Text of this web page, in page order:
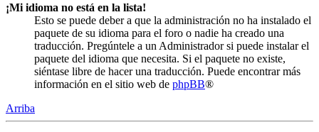
¡Mi idioma no está en la lista!
Esto se puede deber a que la administración no ha instalado el
paquete de su idioma para el foro o nadie ha creado una
traducción. Pregúntele a un Administrador si puede instalar el
paquete del idioma que necesita. Si el paquete no existe,
siéntase libre de hacer una traducción. Puede encontrar más
información en el sitio web de phpBB®
Arriba